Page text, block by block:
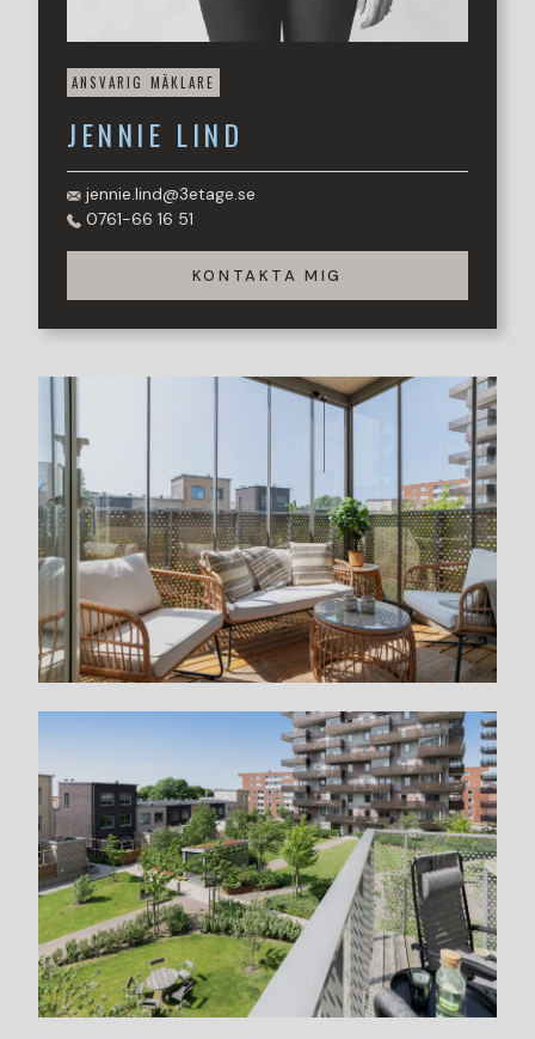
ANSVARIG MÄKLARE
JENNIE LIND
jennie.lind@3etage.se
0761-66 16 51
KONTAKTA MIG